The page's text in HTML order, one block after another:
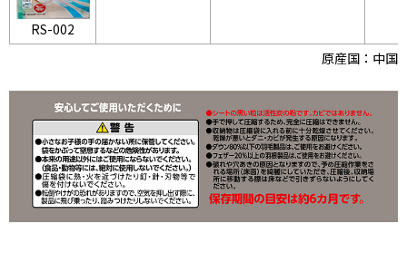
RS-002
原産国：中国